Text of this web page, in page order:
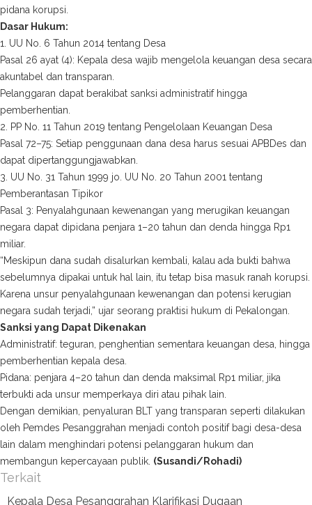
pidana korupsi.
Dasar Hukum:
1. UU No. 6 Tahun 2014 tentang Desa
Pasal 26 ayat (4): Kepala desa wajib mengelola keuangan desa secara
akuntabel dan transparan.
Pelanggaran dapat berakibat sanksi administratif hingga
pemberhentian.
2. PP No. 11 Tahun 2019 tentang Pengelolaan Keuangan Desa
Pasal 72–75: Setiap penggunaan dana desa harus sesuai APBDes dan
dapat dipertanggungjawabkan.
3. UU No. 31 Tahun 1999 jo. UU No. 20 Tahun 2001 tentang
Pemberantasan Tipikor
Pasal 3: Penyalahgunaan kewenangan yang merugikan keuangan
negara dapat dipidana penjara 1–20 tahun dan denda hingga Rp1
miliar.
“Meskipun dana sudah disalurkan kembali, kalau ada bukti bahwa
sebelumnya dipakai untuk hal lain, itu tetap bisa masuk ranah korupsi.
Karena unsur penyalahgunaan kewenangan dan potensi kerugian
negara sudah terjadi,” ujar seorang praktisi hukum di Pekalongan.
Sanksi yang Dapat Dikenakan
Administratif: teguran, penghentian sementara keuangan desa, hingga
pemberhentian kepala desa.
Pidana: penjara 4–20 tahun dan denda maksimal Rp1 miliar, jika
terbukti ada unsur memperkaya diri atau pihak lain.
Dengan demikian, penyaluran BLT yang transparan seperti dilakukan
oleh Pemdes Pesanggrahan menjadi contoh positif bagi desa-desa
lain dalam menghindari potensi pelanggaran hukum dan
membangun kepercayaan publik. (Susandi/Rohadi)
Terkait
Kepala Desa Pesanggrahan Klarifikasi Dugaan